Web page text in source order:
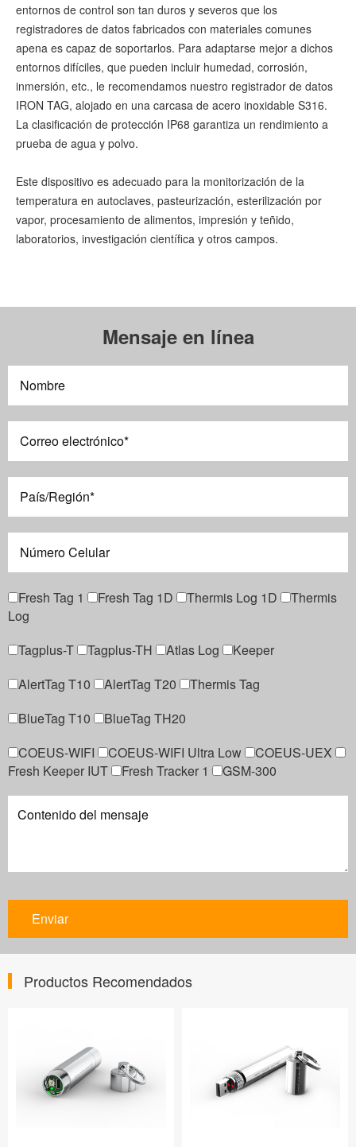
entornos de control son tan duros y severos que los
registradores de datos fabricados con materiales comunes
apena es capaz de soportarlos. Para adaptarse mejor a dichos
entornos difíciles, que pueden incluir humedad, corrosión,
inmersión, etc., le recomendamos nuestro registrador de datos
IRON TAG, alojado en una carcasa de acero inoxidable S316.
La clasificación de protección IP68 garantiza un rendimiento a
prueba de agua y polvo.
Este dispositivo es adecuado para la monitorización de la
temperatura en autoclaves, pasteurización, esterilización por
vapor, procesamiento de alimentos, impresión y teñido,
laboratorios, investigación científica y otros campos.
Mensaje en línea
Fresh Tag 1 Fresh Tag 1D Thermis Log 1D
Thermis
Log
Tagplus-T
Tagplus-TH Atlas Log
Keeper
AlertTag T10
AlertTag T20
Thermis Tag
BlueTag T10
BlueTag TH20
COEUS-WIFI
COEUS-WIFI Ultra Low
COEUS-UEX
Fresh Keeper IUT
Fresh Tracker 1 GSM-300
Productos Recomendados